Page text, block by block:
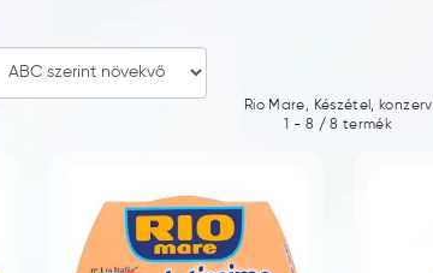
Rio Mare, Készétel, konzerv
1 - 8 /8 termék